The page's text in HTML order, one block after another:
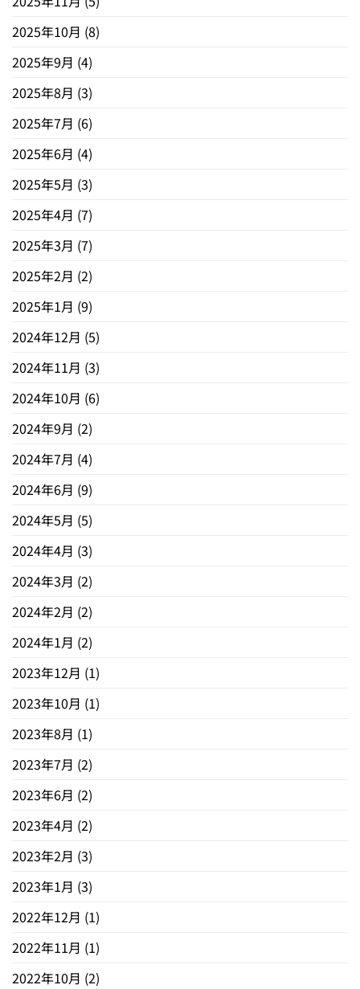
2025年10月 (8)
2025年9月 (4)
2025年8月 (3)
2025年7月 (6)
2025年6月 (4)
2025年5月 (3)
2025年4月 (7)
2025年3月 (7)
2025年2月 (2)
2025年1月 (9)
2024年12月 (5)
2024年11月 (3)
2024年10月 (6)
2024年9月 (2)
2024年7月 (4)
2024年6月 (9)
2024年5月 (5)
2024年4月 (3)
2024年3月 (2)
2024年2月 (2)
2024年1月 (2)
2023年12月 (1)
2023年10月 (1)
2023年8月 (1)
2023年7月 (2)
2023年6月 (2)
2023年4月 (2)
2023年2月 (3)
2023年1月 (3)
2022年12月 (1)
2022年11月 (1)
2022年10月 (2)